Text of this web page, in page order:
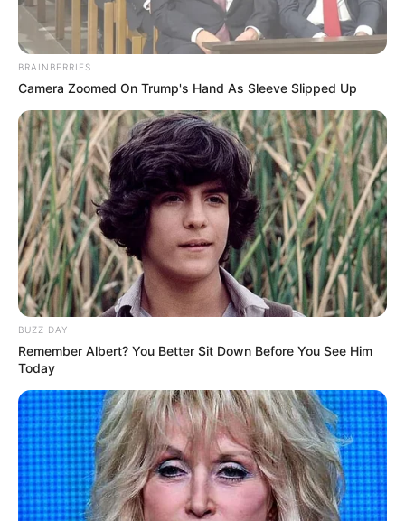
Das Wissen, das die Bauern schon seit Jahrtausenden
bei der Tier- und Pflanzenzucht anwenden, hatte
Charles Darwin 1858 der universitären Welt gelehrt. Die
mussten die Abstammungslehre ja endlich auch mal
lernen.
weitere Kalauer
Quermania folgen: Impressum & Kontakt
Smartphone Startseite
Suchen:
BRAINBERRIES
Camera Zoomed On Trump's Hand As Sleeve Slipped Up
BUZZ DAY
Remember Albert? You Better Sit Down Before You See Him
Today